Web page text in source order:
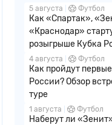
5 августа Футбол
Как «Спартак»,
«Краснодар»
розыгрыше Кубка
4 августа Футбол
Как пройдут
России? Обзор
туре
1 августа Футбол
Наберут ли